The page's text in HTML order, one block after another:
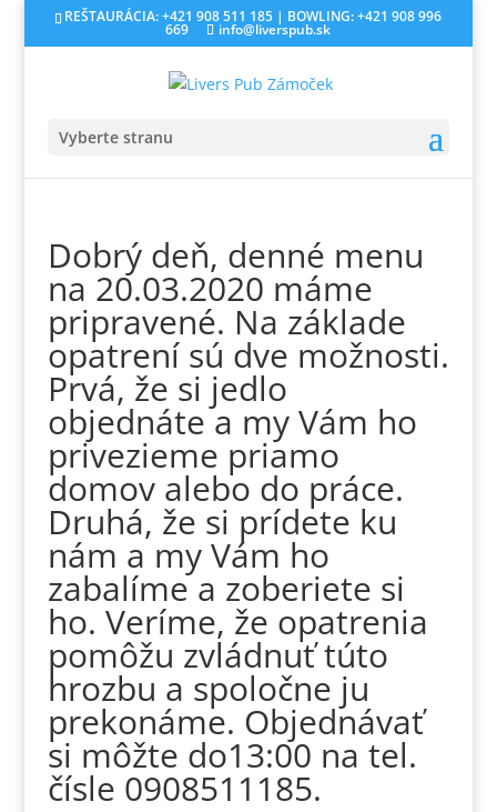
REŠTAURÁCIA: +421 908 511 185 | BOWLING: +421 908 996
669 info@liverspub.sk
Vyberte stranu
Dobrý deň, denné menu
na 20.03.2020 máme
pripravené. Na základe
opatrení sú dve možnosti.
Prvá, že si jedlo
objednáte a my Vám ho
privezieme priamo
domov alebo do práce.
Druhá, že si prídete ku
nám a my Vám ho
zabalíme a zoberiete si
ho. Veríme, že opatrenia
pomôžu zvládnuť túto
hrozbu a spoločne ju
prekonáme. Objednávať
si môžte do13:00 na tel.
čísle 0908511185.